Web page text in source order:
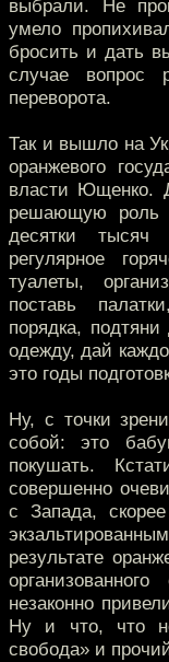
выбрали. Не
умело
бросить и дать
случае вопрос
переворота.
Так и вышло на
оранжевого
власти Ющенко.
решающую роль
десятки тысяч
регулярное
туалеты,
поставь
порядка,
одежду, дай
это годы
Ну, с точки
собой: это
покушать.
совершенно
с Запада,
результате
незаконно
Ну и что, что
свобода» и